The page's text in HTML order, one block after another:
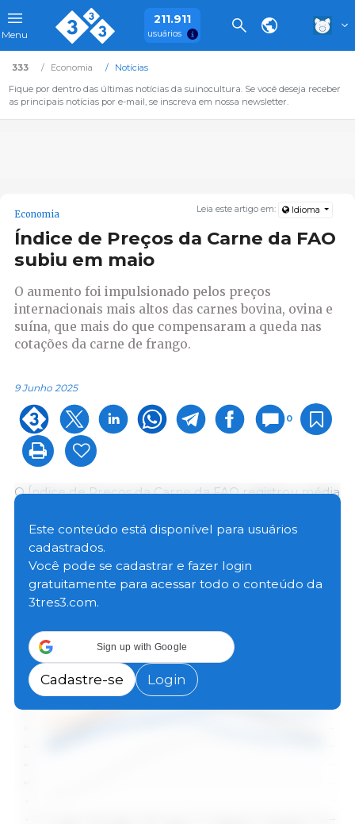
Menu
211.911
usuários
333 Economia
Notícias
Fique por dentro das últimas notícias da suinocultura. Se você deseja receber
as principais notícias por e-mail, se inscreva em nossa newsletter.
Leia este artigo em: Idioma
Economia
Índice de Preços da Carne da FAO
subiu em maio
O aumento foi impulsionado pelos preços
internacionais mais altos das carnes bovina, ovina e
suína, que mais do que compensaram a queda nas
cotações da carne de frango.
9 Junho 2025
0
O Índice de Preços da Carne da FAO registrou média
em relação ao valor revisado de abril e 7,9 pontos
(6,8%) acima do nível observado há um ano. O
aumento foi impulsionado pelos preços
internacionais mais altos das carnes bovina, ovina e
suína, que mais do que compensaram a queda nas
Este conteúdo está disponível para usuários
cadastrados.
Você pode se cadastrar e fazer login
gratuitamente para acessar todo o conteúdo da
3tres3.com.
Sign up with Google
Cadastre-se Login